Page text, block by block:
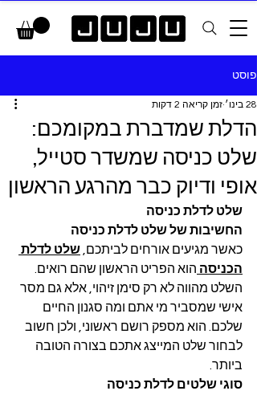
פוסט
הדלת שמדברת במקומכם:
שלט כניסה שמשדר סטייל,
אופי ודיוק כבר מהרגע הראשון
28 בינו׳ זמן קריאה 2 דקות
שלט לדלת כניסה
החשיבות של שלט לדלת כניסה
כאשר מגיעים אורחים לביתכם, שלט לדלת
הכניסה הוא הפריט הראשון שהם רואים.
השלט מהווה לא רק סימן זיהוי, אלא גם מסר
אישי שמסביר מי אתם ומה סגנון החיים
שלכם. הוא מספק רושם ראשוני, ולכן חשוב
לבחור שלט המייצג אתכם בצורה הטובה
ביותר.
סוגי שלטים לדלת כניסה